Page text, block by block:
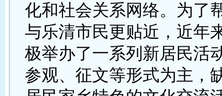
化和社会关系网络。为了
与乐清市民更贴近，近年
极举办了一系列新居民活
参观、征文等形式为主，